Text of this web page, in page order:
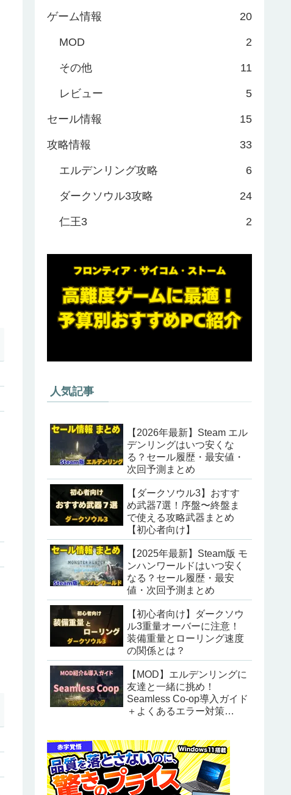
ゲーム情報 20
MOD 2
その他 11
レビュー 5
セール情報 15
攻略情報 33
エルデンリング攻略 6
ダークソウル3攻略 24
仁王3 2
人気記事
【2026年最新】Steam エル
デンリングはいつ安くな
る？セール履歴・最安値・
次回予測まとめ
【ダークソウル3】おすす
め武器7選！序盤〜終盤ま
で使える攻略武器まとめ
【初心者向け】
【2025年最新】Steam版 モ
ンハンワールドはいつ安く
なる？セール履歴・最安
値・次回予測まとめ
【初心者向け】ダークソウ
ル3重量オーバーに注意！
装備重量とローリング速度
の関係とは？
【MOD】エルデンリングに
友達と一緒に挑め！
Seamless Co-op導入ガイド
＋よくあるエラー対策